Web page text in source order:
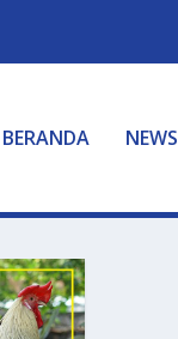
BERANDA NEWS